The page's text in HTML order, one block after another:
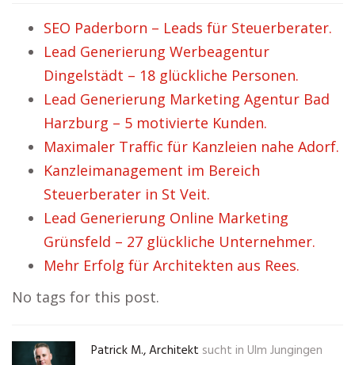
SEO Paderborn – Leads für Steuerberater.
Lead Generierung Werbeagentur
Dingelstädt – 18 glückliche Personen.
Lead Generierung Marketing Agentur Bad
Harzburg – 5 motivierte Kunden.
Maximaler Traffic für Kanzleien nahe Adorf.
Kanzleimanagement im Bereich
Steuerberater in St Veit.
Lead Generierung Online Marketing
Grünsfeld – 27 glückliche Unternehmer.
Mehr Erfolg für Architekten aus Rees.
No tags for this post.
Patrick M., Architekt sucht in Ulm Jungingen